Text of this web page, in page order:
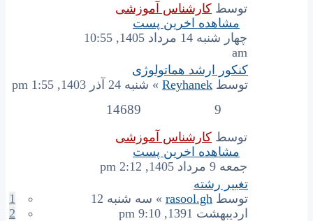
توسط کارشناس آموزشی
مشاهده اخرین پست
چهار شنبه 14 مرداد 1405, 10:55
am
کنکور ارشد هماتولوژی
توسط Reyhanek » شنبه 24 آذر 1403, 1:55 pm
9
14689
توسط کارشناس آموزشی
مشاهده اخرین پست
جمعه 9 مرداد 1405, 2:12 pm
تغییر رشته
1
2
توسط rasool.gh
» سه شنبه 12
اردیبهشت 1391, 9:10 pm